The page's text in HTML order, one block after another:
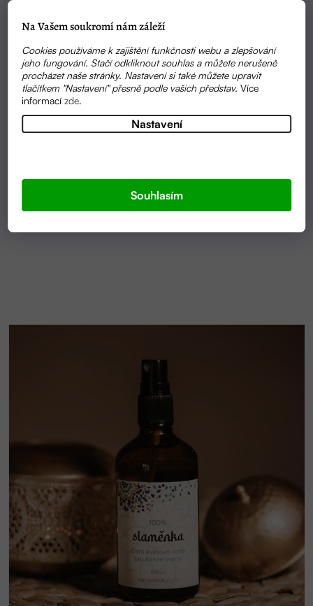
Na Vašem soukromí nám záleží
Cookies používáme k zajištění funkčnosti webu a zlepšování
jeho fungování. Stačí odkliknout souhlas a můžete nerušeně
procházet naše stránky. Nastavení si také můžete upravit
tlačítkem "Nastavení" přesně podle vašich představ.Více
informacízde.
Nastavení
Souhlasím
75 KČ